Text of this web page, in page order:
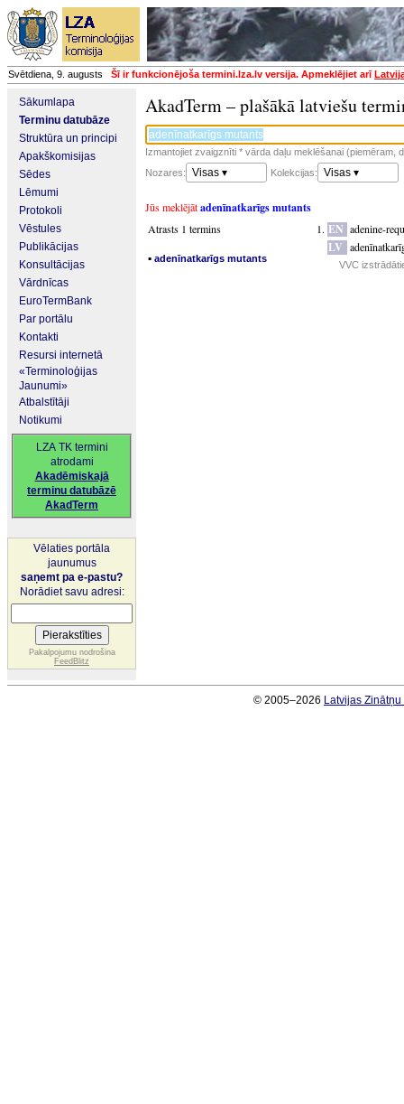
Svētdiena, 9. augusts Šī ir funkcionējoša termini.lza.lv versija. Apmeklējiet arī
Sākumlapa
Terminu datubāze
Struktūra un principi
Apakškomisijas
Sēdes
Lēmumi
Protokoli
Vēstules
Publikācijas
Konsultācijas
Vārdnīcas
EuroTermBank
Par portālu
Kontakti
Resursi internetā
«Terminoloģijas
Jaunumi»
Atbalstītāji
Notikumi
LZA TK termini
atrodami
Akadēmiskajā
terminu datubāzē
AkadTerm
Vēlaties portāla
jaunumus
saņemt pa e-pastu?
Norādiet savu adresi:
Pakalpojumu nodrošina
FeedBlitz
AkadTerm – plašākā latviešu
Izmantojiet zvaigznīti * vārda daļu meklēšanai (piemēram,
Nozares:
Visas ▾ Kolekcijas: Visas ▾
Jūs meklējātadenīnatkarīgs mutants
Atrasts 1 termins
▪ adenīnatkarīgs mutants
EN adenine-
LV
VVC
© 2005–2026 Latvijas